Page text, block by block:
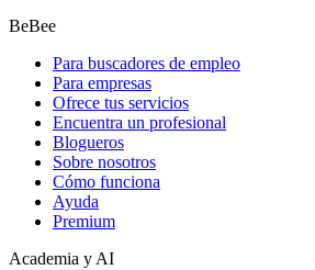
BeBee
Para buscadores de empleo
Para empresas
Ofrece tus servicios
Encuentra un profesional
Blogueros
Sobre nosotros
Cómo funciona
Ayuda
Premium
Academia y AI